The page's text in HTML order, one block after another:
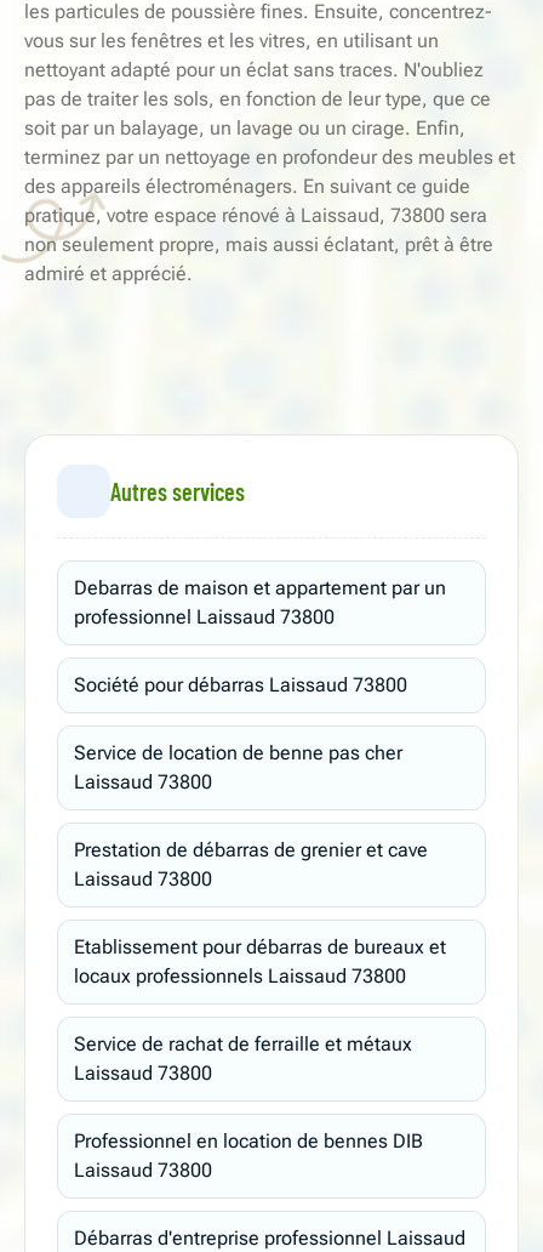
les particules de poussière fines. Ensuite, concentrez-
vous sur les fenêtres et les vitres, en utilisant un
nettoyant adapté pour un éclat sans traces. N'oubliez
pas de traiter les sols, en fonction de leur type, que ce
soit par un balayage, un lavage ou un cirage. Enfin,
terminez par un nettoyage en profondeur des meubles et
des appareils électroménagers. En suivant ce guide
pratique, votre espace rénové à Laissaud, 73800 sera
non seulement propre, mais aussi éclatant, prêt à être
admiré et apprécié.
Autres services
Debarras de maison et appartement par un
professionnel Laissaud 73800
Société pour débarras Laissaud 73800
Service de location de benne pas cher
Laissaud 73800
Prestation de débarras de grenier et cave
Laissaud 73800
Etablissement pour débarras de bureaux et
locaux professionnels Laissaud 73800
Service de rachat de ferraille et métaux
Laissaud 73800
Professionnel en location de bennes DIB
Laissaud 73800
Débarras d'entreprise professionnel Laissaud